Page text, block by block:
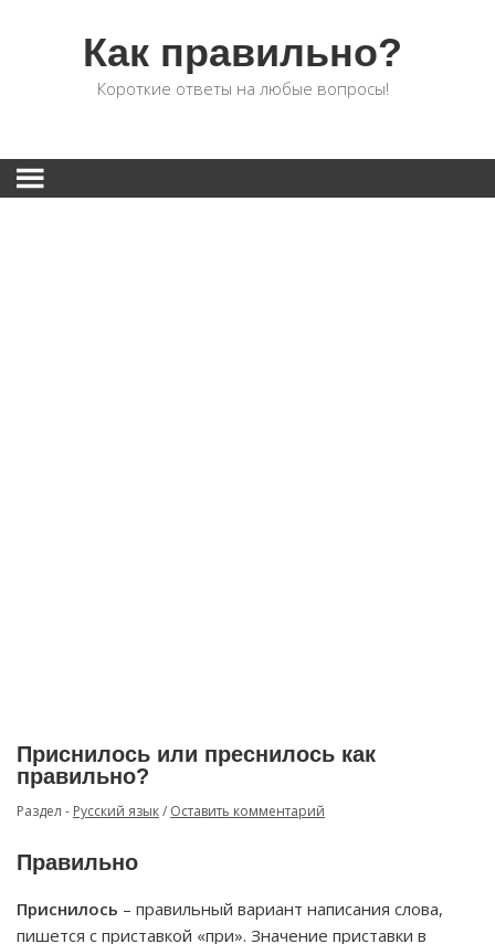
Как правильно?
Короткие ответы на любые вопросы!
Приснилось или преснилось как
правильно?
Раздел - Русский язык/ Оставить комментарий
Правильно
Приснилось – правильный вариант написания слова,
пишется с приставкой «при». Значение приставки в